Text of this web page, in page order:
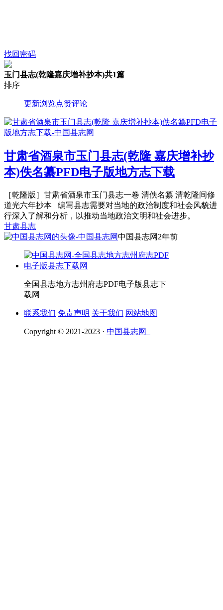
找回密码
玉门县志(乾隆嘉庆增补抄本)共1篇
排序
更新浏览点赞评论
甘肃省酒泉市玉门县志(乾隆 嘉庆增补抄
本)佚名纂PFD电子版地方志下载
［乾隆版］甘肃省酒泉市玉门县志一卷 清佚名纂 清乾隆间修
道光六年抄本 编写县志需要对当地的政治制度和社会风貌进
行深入了解和分析，以推动当地政治文明和社会进步。
甘肃县志
中国县志网 2年前
全国县志地方志州府志PDF电子版县志下
载网
联系我们 免责声明 关于我们 网站地图
Copyright © 2021-2023 · 中国县志网